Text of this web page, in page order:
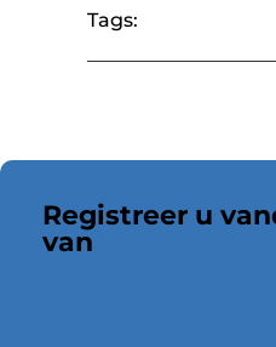
Tags:
Registreer u
van